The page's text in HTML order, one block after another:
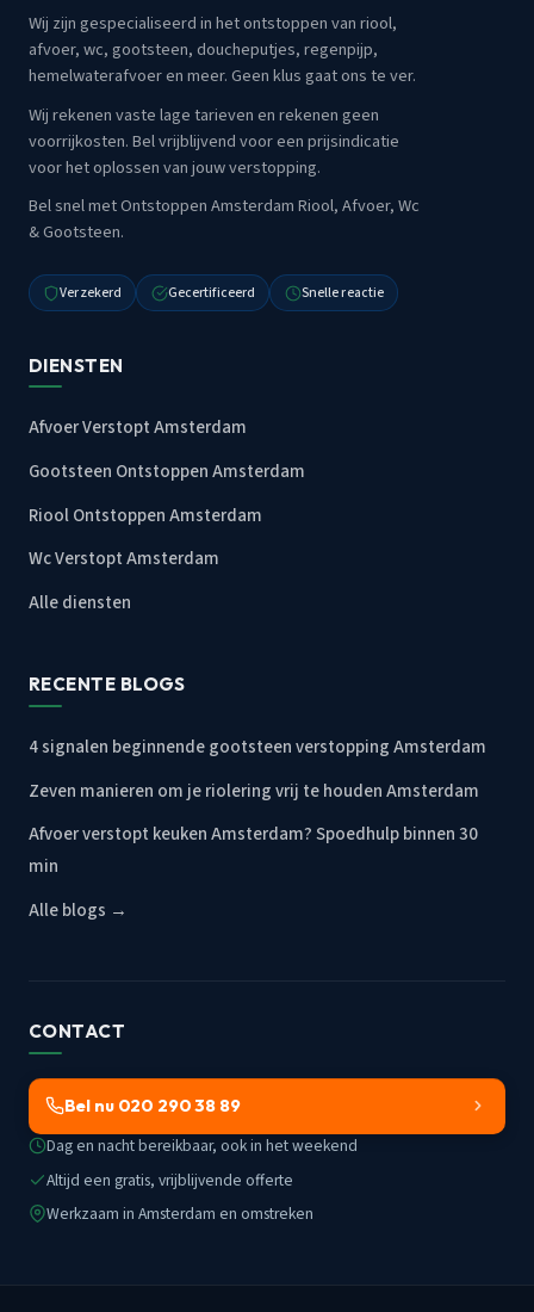
Wij zijn gespecialiseerd in het ontstoppen van riool,
afvoer, wc, gootsteen, doucheputjes, regenpijp,
hemelwaterafvoer en meer. Geen klus gaat ons te ver.
Wij rekenen vaste lage tarieven en rekenen geen
voorrijkosten. Bel vrijblijvend voor een prijsindicatie
voor het oplossen van jouw verstopping.
Bel snel met Ontstoppen Amsterdam Riool, Afvoer, Wc
& Gootsteen.
Verzekerd Gecertificeerd Snelle reactie
DIENSTEN
Afvoer Verstopt Amsterdam
Gootsteen Ontstoppen Amsterdam
Riool Ontstoppen Amsterdam
Wc Verstopt Amsterdam
Alle diensten
RECENTE BLOGS
4 signalen beginnende gootsteen verstopping Amsterdam
Zeven manieren om je riolering vrij te houden Amsterdam
Afvoer verstopt keuken Amsterdam? Spoedhulp binnen 30
min
Alle blogs →
CONTACT
Bel nu 020 290 38 89
Dag en nacht bereikbaar, ook in het weekend
Altijd een gratis, vrijblijvende offerte
Werkzaam in Amsterdam en omstreken